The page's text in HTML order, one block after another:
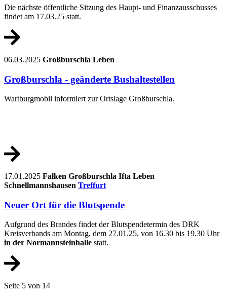
Die nächste öffentliche Sitzung des Haupt- und Finanzausschusses
findet am 17.03.25 statt.
06.03.2025 Großburschla Leben
Großburschla - geänderte Bushaltestellen
Wartburgmobil informiert zur Ortslage Großburschla.
17.01.2025 Falken Großburschla Ifta Leben
Schnellmannshausen Treffurt
Neuer Ort für die Blutspende
Aufgrund des Brandes findet der Blutspendetermin des DRK
Kreisverbands am Montag, dem 27.01.25, von 16.30 bis 19.30 Uhr
in der Normannsteinhalle statt.
Seite 5 von 14